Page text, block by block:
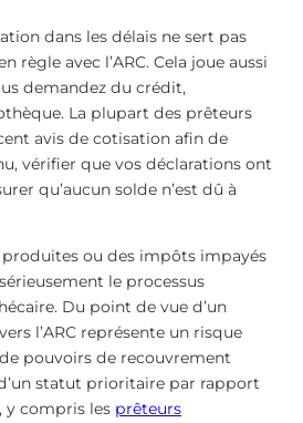
dans les délais ne sert pas
règle avec l’ARC. Cela joue aussi
demandez du crédit,
La plupart des prêteurs
avis de cotisation afin de
vérifier que vos déclarations ont
qu’aucun solde n’est dû à
ou des impôts impayés
le processus
Du point de vue d’un
l’ARC représente un risque
de pouvoirs de recouvrement
statut prioritaire par rapport
y compris les prêteurs